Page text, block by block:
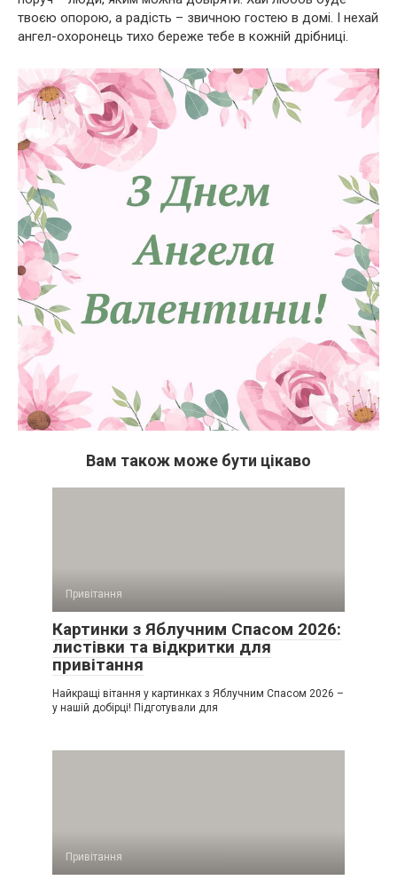
твоєю опорою, а радість – звичною гостею в домі. І нехай
ангел-охоронець тихо береже тебе в кожній дрібниці.
Вам також може бути цікаво
Привітання
Картинки з Яблучним Спасом 2026:
листівки та відкритки для
привітання
Найкращі вітання у картинках з Яблучним Спасом 2026 –
у нашій добірці! Підготували для
Привітання